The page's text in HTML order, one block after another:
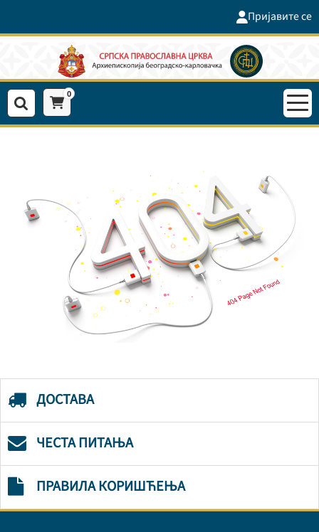
Пријавите се
0
ДОСТАВА
ЧЕСТА ПИТАЊА
ПРАВИЛА КОРИШЋЕЊА